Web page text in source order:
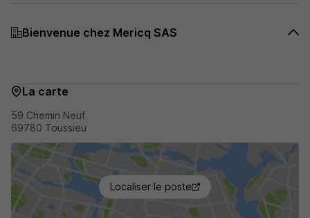
Bienvenue chez Mericq SAS
La carte
59 Chemin Neuf
69780 Toussieu
Localiser le poste